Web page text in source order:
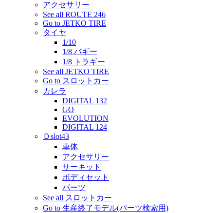
アクセサリー
See all ROUTE 246
Go to JETKO TIRE
タイヤ
1/10
1/8 バギー
1/8 トラギー
See all JETKO TIRE
Go to スロットカー
カレラ
DIGITAL 132
GO
EVOLUTION
DIGITAL 124
Ｄslot43
車体
アクセサリー
サーキット
ボディセット
パーツ
See all スロットカー
Go to 生産終了モデル(パーツ検索用)